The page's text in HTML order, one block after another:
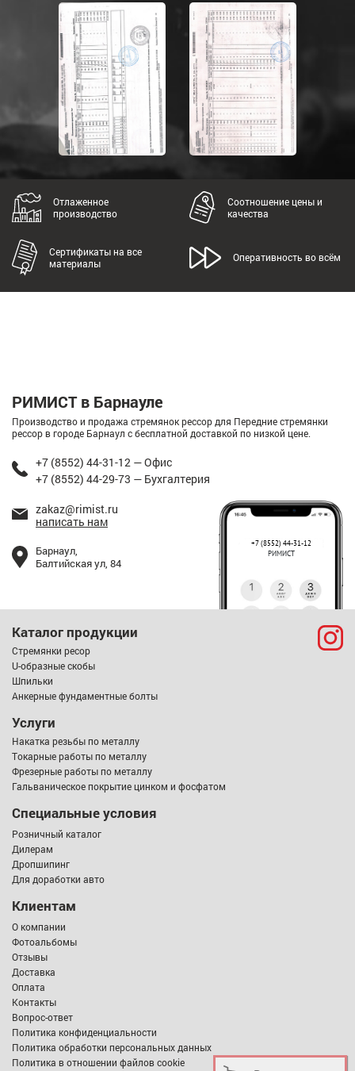
Отлаженное
производство
Соотношение цены и
качества
Сертификаты на все
материалы
Оперативность во всём
РИМИСТ в Барнауле
Производство и продажа стремянок рессор для Передние стремянки
рессор в городе Барнаул с бесплатной доставкой по низкой цене.
+7 (8552) 44-31-12 — Офис
+7 (8552) 44-29-73 — Бухгалтерия
zakaz@rimist.ru
написать нам
+7 (8552) 44-31-12
РИМИСТ
Барнаул,
Балтийская ул, 84
Каталог продукции
Стремянки ресор
U-образные скобы
Шпильки
Анкерные фундаментные болты
Услуги
Накатка резьбы по металлу
Токарные работы по металлу
Фрезерные работы по металлу
Гальваническое покрытие цинком и фосфатом
Специальные условия
Розничный каталог
Дилерам
Дропшипинг
Для доработки авто
Клиентам
О компании
Фотоальбомы
Отзывы
Доставка
Оплата
Контакты
Вопрос-ответ
Политика конфиденциальности
Политика обработки персональных данных
Политика в отношении файлов cookie